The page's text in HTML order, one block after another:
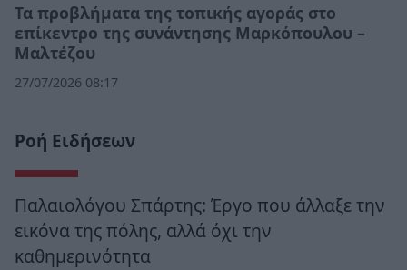
Τα προβλήματα της τοπικής αγοράς στο
επίκεντρο της συνάντησης Μαρκόπουλου –
Μαλτέζου
27/07/2026 08:17
Ροή Ειδήσεων
Παλαιολόγου Σπάρτης: Έργο που άλλαξε την
εικόνα της πόλης, αλλά όχι την
καθημερινότητα